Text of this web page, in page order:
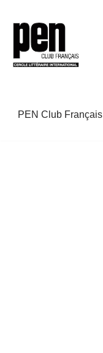
au
contenu
PEN Club Français